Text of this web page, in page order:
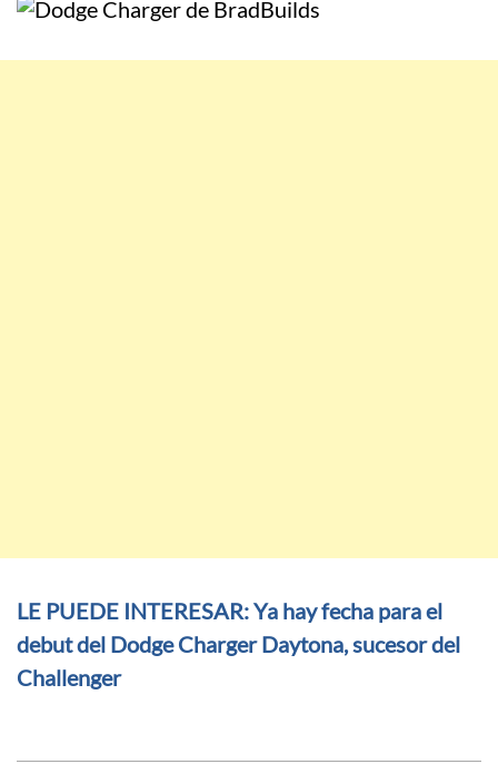
LE PUEDE INTERESAR: Ya hay fecha para el
debut del Dodge Charger Daytona, sucesor del
Challenger